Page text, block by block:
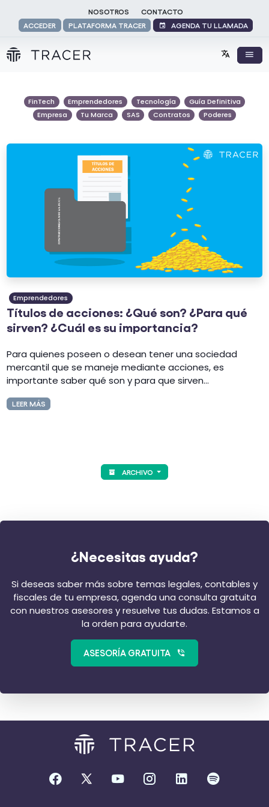
NOSOTROS
CONTACTO
ACCEDER
PLATAFORMA TRACER AGENDA TU LLAMADA
FinTech Emprendedores Tecnología
Guía Definitiva
Empresa
Tu Marca SAS Contratos Poderes
Emprendedores
Títulos de acciones: ¿Qué son? ¿Para qué
sirven? ¿Cuál es su importancia?
Para quienes poseen o desean tener una sociedad
mercantil que se maneje mediante acciones, es
importante saber qué son y para que sirven...
LEER MÁS
ARCHIVO
¿Necesitas ayuda?
Si deseas saber más sobre temas legales, contables y
fiscales de tu empresa, agenda una consulta gratuita
con nuestros asesores y resuelve tus dudas. Estamos a
la orden para ayudarte.
ASESORÍA GRATUITA